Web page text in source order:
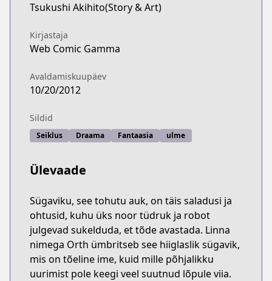
Tsukushi Akihito(Story & Art)
Kirjastaja
Web Comic Gamma
Avaldamiskuupäev
10/20/2012
Sildid
Seiklus Draama Fantaasia ulme
Ülevaade
Sügaviku, see tohutu auk, on täis saladusi ja
ohtusid, kuhu üks noor tüdruk ja robot
julgevad sukelduda, et tõde avastada. Linna
nimega Orth ümbritseb see hiiglaslik sügavik,
mis on tõeline ime, kuid mille põhjalikku
uurimist pole keegi veel suutnud lõpule viia.